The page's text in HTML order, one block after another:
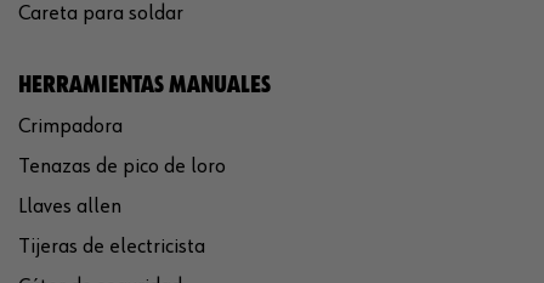
Careta para soldar
HERRAMIENTAS MANUALES
Crimpadora
Tenazas de pico de loro
Llaves allen
Tijeras de electricista